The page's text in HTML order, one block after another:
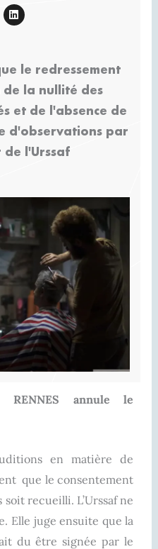
L
i
n
i le redressement
de la nullité des
et de l'absence de
d'observations par
de l'Urssaf
annule le
en matière de
que le consentement
recueilli. L’Urssaf ne
Elle juge ensuite que la
du être signée par le